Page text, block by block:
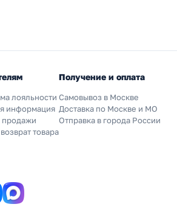
лояльности
информация
товара
Получение и оплата
Самовывоз в Москве
Доставка по Москве и МО
Отправка в города России